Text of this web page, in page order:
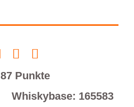
87 Punkte
Whiskybase: 165583